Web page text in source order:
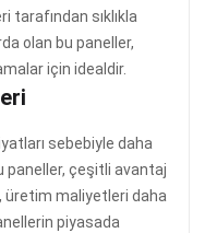
tarafından sıklıkla
olan bu paneller,
için idealdir.
sebebiyle daha
paneller, çeşitli avantaj
üretim maliyetleri daha
piyasada